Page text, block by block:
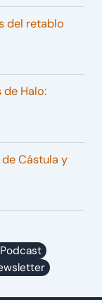
del retablo
Halo:
Cástula y
Podcast